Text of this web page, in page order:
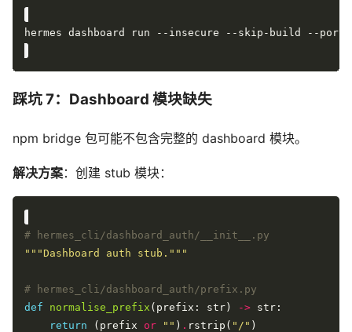
hermes dashboard run --insecure --skip-build --port
踩坑 7：Dashboard 模块缺失
npm bridge 包可能不包含完整的 dashboard 模块。
解决方案：创建 stub 模块：
# hermes_cli/dashboard_auth/__init__.py
"""Dashboard auth stub."""
# hermes_cli/dashboard_auth/prefix.py
def
normalise_prefix (prefix: str) ->
return (prefix or "" ) . rstrip( "/"